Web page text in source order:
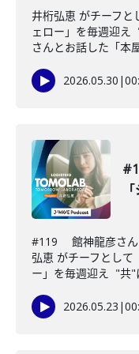
井桁弘恵 がチーフ
ェロー」を毎週迎え
さんとお話した「本
2026.05.30 |
#119 館神龍彦さん
弘恵 がチーフとし
ー」を毎週迎え "共"
2026.05.23 |